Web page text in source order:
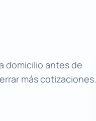
domicilio antes de
más cotizaciones.